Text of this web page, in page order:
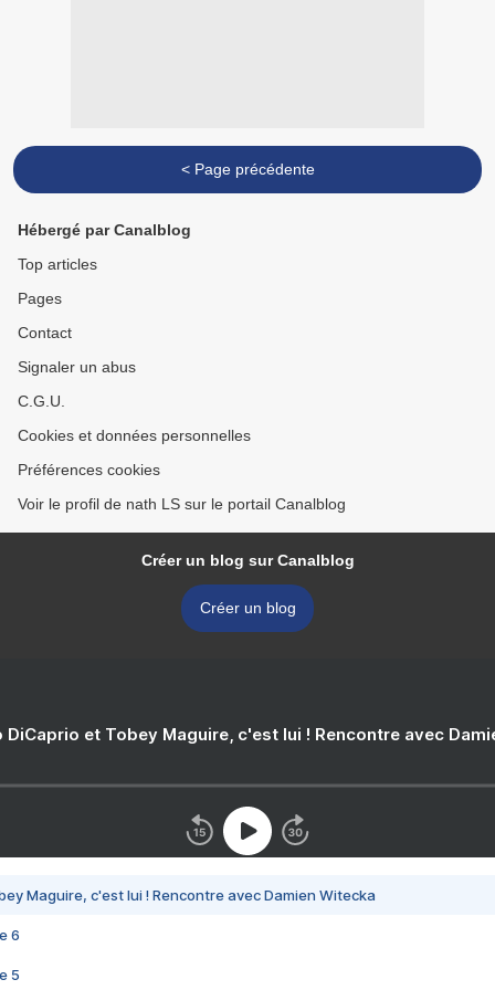
< Page précédente
Hébergé par Canalblog
Top articles
Pages
Contact
Signaler un abus
C.G.U.
Cookies et données personnelles
Préférences cookies
Voir le profil de nath LS sur le portail Canalblog
Créer un blog sur Canalblog
Créer un blog
DiCaprio et Tobey Maguire, c'est lui ! Rencontre avec
Maguire, c'est lui ! Rencontre avec Damien Witecka
6
5